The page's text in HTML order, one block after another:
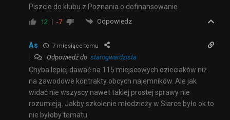
Piszcie do klubu z Poznania o dofinansowanie
12 -7 Odpowiedz
As 7 miesiące temu
Odpowiedź do starogwardzista
Chyba lepiej dawać na 115 miejscowych dzieciaków niż
na zawodowe kontrakty obcych najemników. Ale jak
widać nie wszyscy nawet takiej prostej sprawy nie
rozumieją. Jakby szkolenie młodzieży w Siarce było ok to
nie byłoby tematu